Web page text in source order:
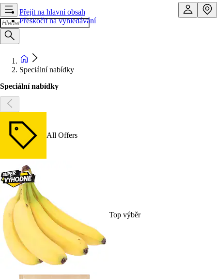
Přejít na hlavní obsah
Přeskočit na vyhledávání
Speciální nabídky
Speciální nabídky
All Offers
Top výběr